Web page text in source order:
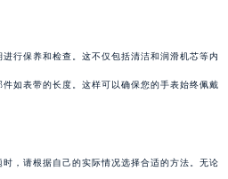
行保养和检查。这不仅包括清洁和润滑机芯等内
如表带的长度。这样可以确保您的手表始终佩戴
，请根据自己的实际情况选择合适的方法。无论